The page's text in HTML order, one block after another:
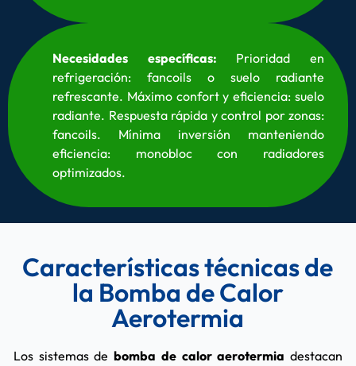
Necesidades específicas: Prioridad en
refrigeración: fancoils o suelo radiante
refrescante. Máximo confort y eficiencia: suelo
radiante. Respuesta rápida y control por zonas:
fancoils. Mínima inversión manteniendo
eficiencia: monobloc con radiadores
optimizados.
Características técnicas de
la Bomba de Calor
Aerotermia
Los sistemas debomba de calor aerotermia destacan